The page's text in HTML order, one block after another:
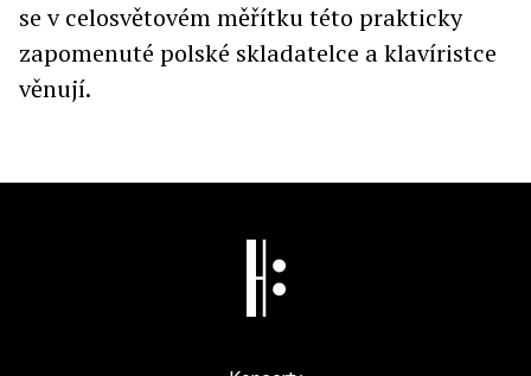
se v celosvětovém měřítku této prakticky
zapomenuté polské skladatelce a klavíristce
věnují.